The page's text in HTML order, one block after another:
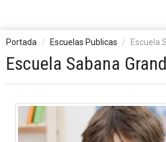
Portada Escuelas Publicas Escuela
Escuela Sabana